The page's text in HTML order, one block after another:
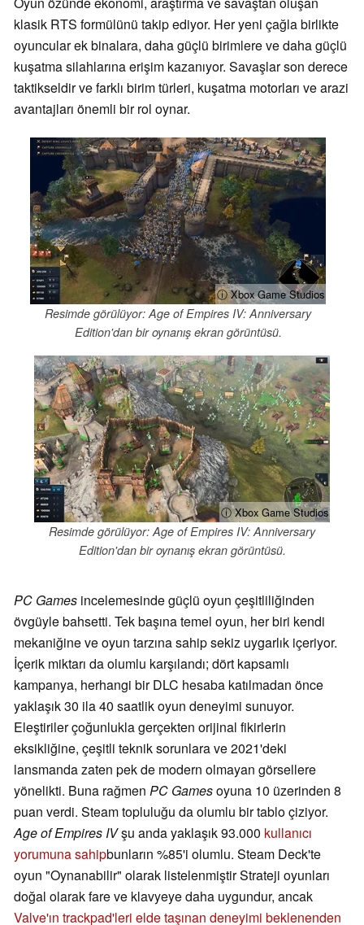
klasik RTS formülünü takip ediyor. Her yeni çağla birlikte
oyuncular ek binalara, daha güçlü birimlere ve daha güçlü
kuşatma silahlarına erişim kazanıyor. Savaşlar son derece
taktikseldir ve farklı birim türleri, kuşatma motorları ve arazi
avantajları önemli bir rol oynar.
ⓘ Xbox Game Studios
Resimde görülüyor: Age of Empires IV: Anniversary
Edition'dan bir oynanış ekran görüntüsü.
ⓘ Xbox Game Studios
Resimde görülüyor: Age of Empires IV: Anniversary
Edition'dan bir oynanış ekran görüntüsü.
PC Games incelemesinde güçlü oyun çeşitliliğinden
övgüyle bahsetti. Tek başına temel oyun, her biri kendi
mekaniğine ve oyun tarzına sahip sekiz uygarlık içeriyor.
İçerik miktarı da olumlu karşılandı; dört kapsamlı
kampanya, herhangi bir DLC hesaba katılmadan önce
yaklaşık 30 ila 40 saatlik oyun deneyimi sunuyor.
Eleştiriler çoğunlukla gerçekten orijinal fikirlerin
eksikliğine, çeşitli teknik sorunlara ve 2021'deki
lansmanda zaten pek de modern olmayan görsellere
yönelikti. Buna rağmen PC Gamesoyuna 10 üzerinden 8
puan verdi. Steam topluluğu da olumlu bir tablo çiziyor.
Age of Empires IVşu anda yaklaşık 93.000 kullanıcı
yorumuna sahipbunların %85'i olumlu. Steam Deck'te
oyun "Oynanabilir" olarak listelenmiştir Strateji oyunları
doğal olarak fare ve klavyeye daha uygundur, ancak
Valve'ın trackpad'leri elde taşınan deneyimi beklenenden